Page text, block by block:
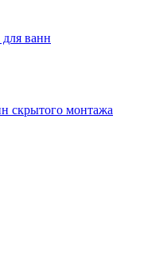
ванн
скрытого монтажа